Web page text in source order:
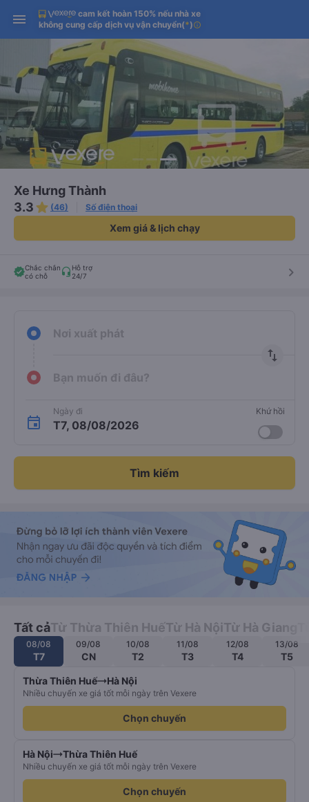
Tải app Vexere ngay!
Nhận ưu đãi thành viên độc
quyền
Tải app Vexere
-30k/ghế khi đặt vé máy bay qua
app
cam kết hoàn 150% nếu nhà xe
không cung cấp dịch vụ vận chuyển(*)info
Xe Hưng Thành
3.3
(46) Số điện thoại
Xem giá & lịch chạy
Chắc chắn
có chỗ
Hỗ trợ
24/7
keyboard_arrow_right
Nơi xuất phát
import_export
Bạn muốn đi đâu?
Ngày đi
T7, 08/08/2026
Khứ hồi
Tìm kiếm
Tất cảTừ Thừa Thiên HuếTừ Hà NộiTừ Hà Giang
08/08
T7
09/08
CN
10/08
T2
11/08
T3
12/08
T4
13/08
T5
Thừa Thiên Huế Hà Nội
Nhiều chuyến xe giá tốt mỗi ngày trên Vexere
Chọn chuyến
Hà Nội Thừa Thiên Huế
Nhiều chuyến xe giá tốt mỗi ngày trên Vexere
Chọn chuyến